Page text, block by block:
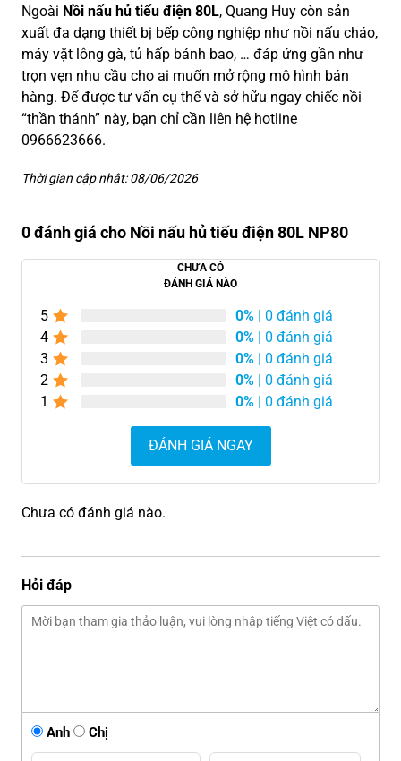
Ngoài Nồi nấu hủ tiếu điện 80L, Quang Huy còn sản
xuất đa dạng thiết bị bếp công nghiệp như nồi nấu cháo,
máy vặt lông gà, tủ hấp bánh bao, … đáp ứng gần như
trọn vẹn nhu cầu cho ai muốn mở rộng mô hình bán
hàng. Để được tư vấn cụ thể và sở hữu ngay chiếc nồi
“thần thánh” này, bạn chỉ cần liên hệ hotline
0966623666.
Thời gian cập nhật: 08/06/2026
0 đánh giá cho Nồi nấu hủ tiếu điện 80L NP80
CHƯA CÓ
ĐÁNH GIÁ NÀO
5 0% | 0 đánh giá
4
0% | 0 đánh giá
3
0% | 0 đánh giá
2
0% | 0 đánh giá
1
0% | 0 đánh giá
ĐÁNH GIÁ NGAY
Chưa có đánh giá nào.
Hỏi đáp
Anh Chị